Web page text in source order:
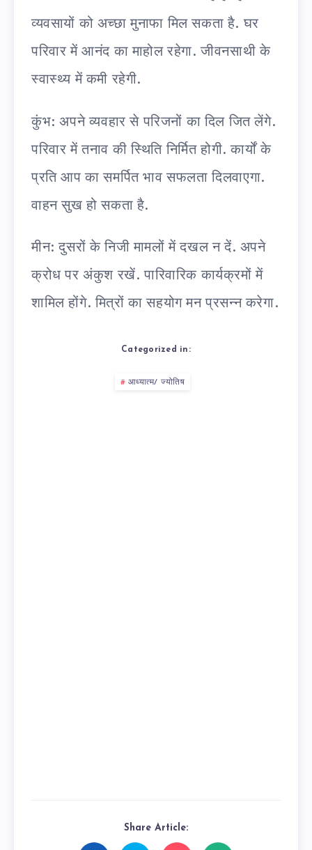
व्यवसायों को अच्छा मुनाफा मिल सकता है. घर
परिवार में आनंद का माहोल रहेगा. जीवनसाथी के
स्वास्थ्य में कमी रहेगी.
कुंभ: अपने व्यवहार से परिजनों का दिल जित लेंगे.
परिवार में तनाव की स्थिति निर्मित होगी. कार्यों के
प्रति आप का समर्पित भाव सफलता दिलवाएगा.
वाहन सुख हो सकता है.
मीन: दुसरों के निजी मामलों में दखल न दें. अपने
क्रोध पर अंकुश रखें. पारिवारिक कार्यक्रमों में
शामिल होंगे. मित्रों का सहयोग मन प्रसन्न करेगा.
Categorized in:
आध्यात्म/ ज्योतिष
Share Article: